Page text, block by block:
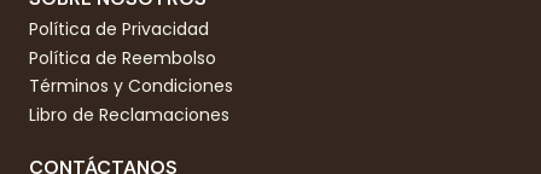
Política de Privacidad
Política de Reembolso
Términos y Condiciones
Libro de Reclamaciones
CONTÁCTANOS